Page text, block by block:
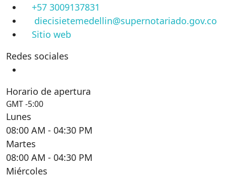
+57 3009137831
diecisietemedellin@supernotariado.gov.co
Sitio web
Redes sociales
Horario de apertura
GMT -5:00
Lunes
08:00 AM - 04:30 PM
Martes
08:00 AM - 04:30 PM
Miércoles